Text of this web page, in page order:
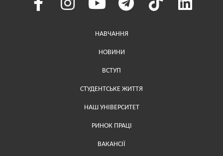
Меню у хедері
НАВЧАННЯ
НОВИНИ
ВСТУП
СТУДЕНТСЬКЕ ЖИТТЯ
НАШ УНІВЕРСИТЕТ
РИНОК ПРАЦІ
ВАКАНСІЇ